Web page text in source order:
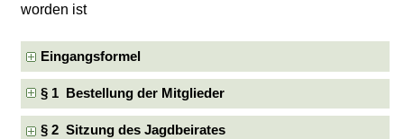
worden ist
Eingangsformel
§ 1 Bestellung der Mitglieder
§ 2 Sitzung des Jagdbeirates